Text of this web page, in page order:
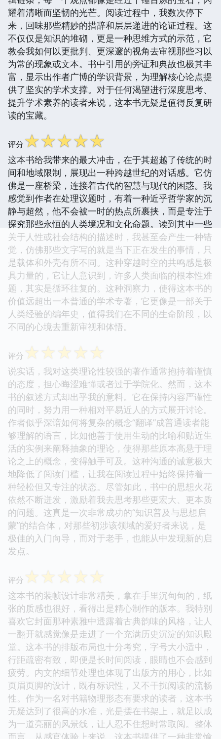
耀着清晰而坚韧的光芒。阅读过程中，我数次停下
来，回味那些精妙的措辞和层层递进的论证过程。这
不仅仅是知识的堆砌，更是一种思维方式的示范，它
教会我如何以更批判、更深邃的视角去审视那些习以
为常的现象或文本。书中引用的旁证和典故也极其丰
富，显示出作者广博的学识背景，为理解核心论点提
供了坚实的学术支撑。对于任何渴望进行深度思考、
提升学术素养的读者来说，这本书无疑是值得反复研
读的宝藏。
评分☆☆☆☆☆
这本书给我带来的最大冲击，在于其超越了传统的时
间和地域限制，展现出一种跨越世纪的对话感。它仿
佛是一座桥梁，连接着古代的智慧与现代的困惑。我
感觉到作者在处理议题时，有着一种近乎哲学家的沉
静与超然，他不会被一时的热点所裹挟，而是专注于
探究那些永恒的人类境况和文化命题。读到其中一些
关于人性或社会结构的描述时，我甚至会产生一种错
觉，仿佛那些文字写的就是当下正在发生的事情，只
是载体和外壳有所不同。这种穿越时空的共鸣感是极
具力量的，它让人意识到，许多人类面临的根本性难
题，其实是循环往复的。这种洞察力，使得这本书的
价值远超出一本普通的学术专著，它更像是一部关于
人类经验的编年史，值得我们在不同的生命阶段，以
不同的心境去重新审视和体悟。
评分 ☆☆☆☆☆
说实话，我对这类理论性较强的著作通常抱持着谨慎
的态度，担心晦涩难懂或者过于学院化。然而，这本
书的叙述方式却出乎我的意料。它在保持内容严谨性
的同时，努力用一种相对平易近人的方式展开讨论。
作者似乎深谙如何将复杂的概念“翻译”成普通读者能
够理解的语言，比如他善于使用生动的比喻和贴近生
活的实例来阐释抽象的理论，使得那些原本高悬于理
论之上的概念，变得触手可及。这种沟通的诚意极大
地降低了阅读门槛，让我在阅读过程中始终保持着一
种轻松但又专注的状态。尽管如此，书中的思想火花
依然不断迸发，激励着我去思考那些更宏大、更本质
的问题。这真是一次非常成功的“知识普及与思想启
蒙”的结合体，对那些初涉该领域的爱好者来说，是
极佳的入门向导，而对于老手，也能从中发现新的启
发点。
评分 ☆☆☆☆☆
这本书的装帧设计非常精美，拿在手里沉甸甸的，纸
张的质感也很好，看得出是精心制作的版本。我特别
喜欢它封面那种素雅中透露着古典韵味的风格，让人
一翻开就感觉像是走进了一个充满历史沉淀的知识殿
堂。这本书的排版布局也十分考究，字号大小适中，
行距疏密有致，即便是长时间阅读，眼睛也不会感到
疲劳。内文的细节处理也体现了出版方的用心，比如
页眉页脚的设计，既有标识性，又不干扰阅读的流畅
性。作为一名对书籍物理形态有要求的读者，这本书
无疑达到了很高的水准，光是摆在书架上，就足以成
为一道亮丽的风景线，让人忍不住想时常取阅。整体
而言，从感官体验上来说，这本书提供了一种非常愉